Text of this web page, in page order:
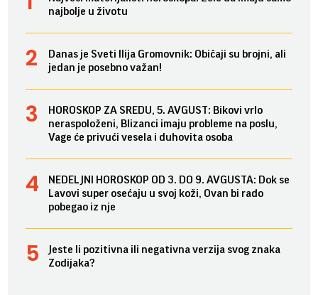
najbolje u životu
Danas je Sveti Ilija Gromovnik: Običaji su brojni, ali
jedan je posebno važan!
HOROSKOP ZA SREDU, 5. AVGUST: Bikovi vrlo
neraspoloženi, Blizanci imaju probleme na poslu,
Vage će privući vesela i duhovita osoba
NEDELJNI HOROSKOP OD 3. DO 9. AVGUSTA: Dok se
Lavovi super osećaju u svoj koži, Ovan bi rado
pobegao iz nje
Jeste li pozitivna ili negativna verzija svog znaka
Zodijaka?